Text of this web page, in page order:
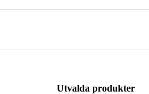
Utvalda produkter